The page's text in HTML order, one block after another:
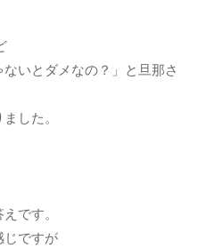
いとダメなの？」と旦那さ
した。
です。
じですが